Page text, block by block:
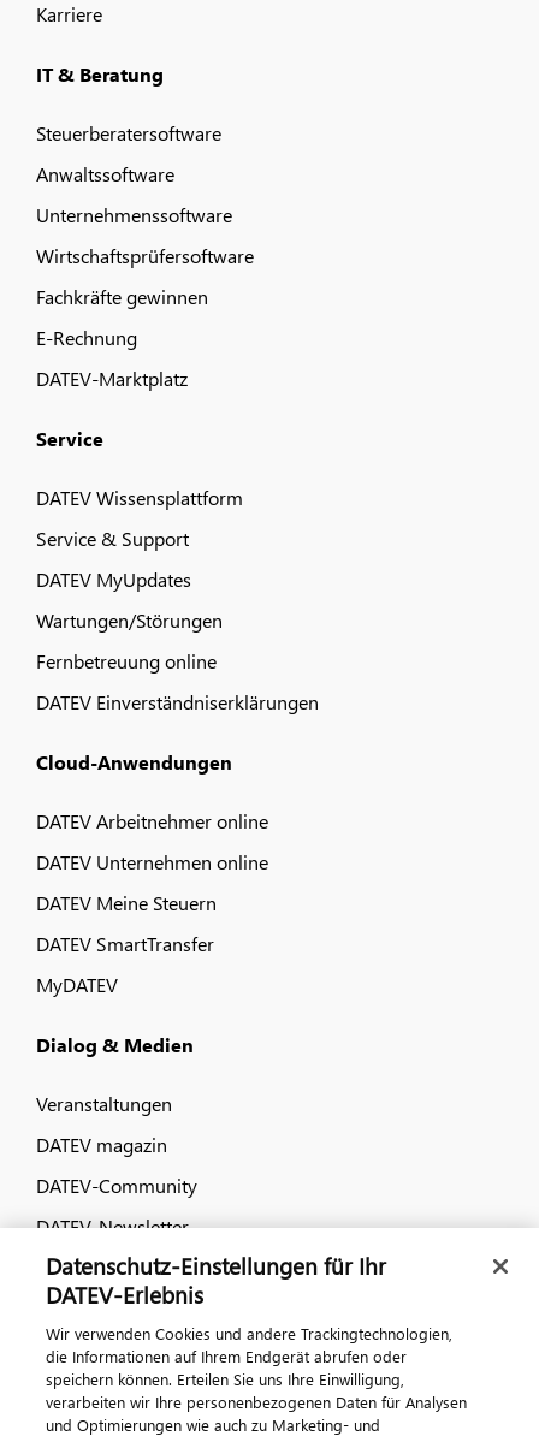
Karriere
IT & Beratung
Steuerberatersoftware
Anwaltssoftware
Unternehmenssoftware
Wirtschaftsprüfersoftware
Fachkräfte gewinnen
E-Rechnung
DATEV-Marktplatz
Service
DATEV Wissensplattform
Service & Support
DATEV MyUpdates
Wartungen/Störungen
Fernbetreuung online
DATEV Einverständniserklärungen
Cloud-Anwendungen
DATEV Arbeitnehmer online
DATEV Unternehmen online
DATEV Meine Steuern
DATEV SmartTransfer
MyDATEV
Dialog & Medien
Veranstaltungen
DATEV magazin
DATEV-Community
DATEV-Newsletter
Kontaktieren Sie uns
Datenschutz-Einstellungen für Ihr
DATEV-Erlebnis
Wir verwenden Cookies und andere Trackingtechnologien,
die Informationen auf Ihrem Endgerät abrufen oder
speichern können. Erteilen Sie uns Ihre Einwilligung,
verarbeiten wir Ihre personenbezogenen Daten für Analysen
und Optimierungen wie auch zu Marketing- und